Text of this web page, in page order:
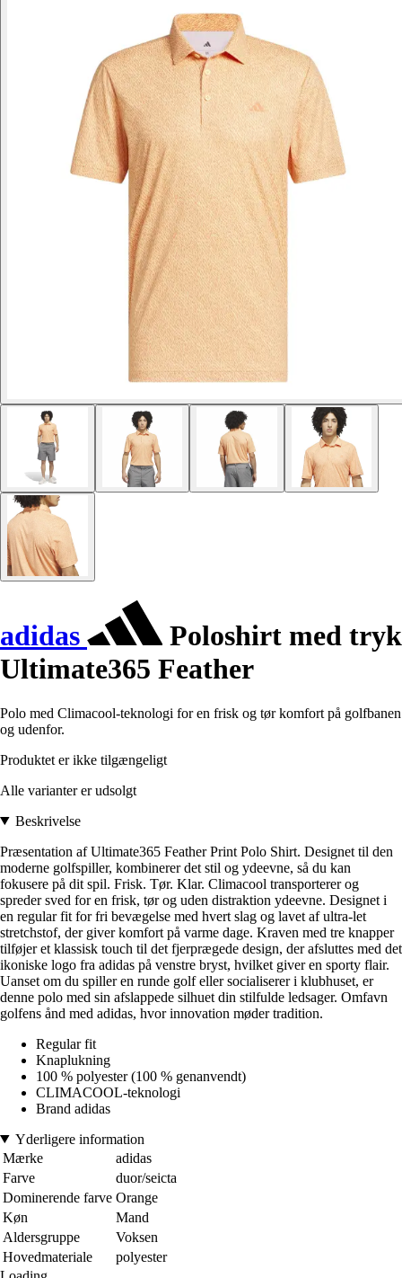
adidas
Poloshirt med tryk
Ultimate365 Feather
Polo med Climacool-teknologi for en frisk og tør komfort på golfbanen
og udenfor.
Produktet er ikke tilgængeligt
Alle varianter er udsolgt
Beskrivelse
Præsentation af Ultimate365 Feather Print Polo Shirt. Designet til den
moderne golfspiller, kombinerer det stil og ydeevne, så du kan
fokusere på dit spil. Frisk. Tør. Klar. Climacool transporterer og
spreder sved for en frisk, tør og uden distraktion ydeevne. Designet i
en regular fit for fri bevægelse med hvert slag og lavet af ultra-let
stretchstof, der giver komfort på varme dage. Kraven med tre knapper
tilføjer et klassisk touch til det fjerprægede design, der afsluttes med det
ikoniske logo fra adidas på venstre bryst, hvilket giver en sporty flair.
Uanset om du spiller en runde golf eller socialiserer i klubhuset, er
denne polo med sin afslappede silhuet din stilfulde ledsager. Omfavn
golfens ånd med adidas, hvor innovation møder tradition.
Regular fit
Knaplukning
100 % polyester (100 % genanvendt)
CLIMACOOL-teknologi
Brand adidas
Yderligere information
Mærke
adidas
Farve
duor/seicta
Dominerende farve Orange
Køn
Mand
Aldersgruppe
Voksen
Hovedmateriale
polyester